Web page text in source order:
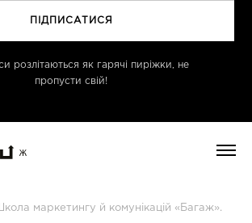
розлітаються як гарячі пиріжки, не
пропусти свій!
маркетингу й комунікацій «Багаж».